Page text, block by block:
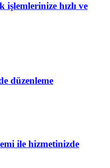
işlemlerinize hızlı ve
düzenleme
ile hizmetinizde